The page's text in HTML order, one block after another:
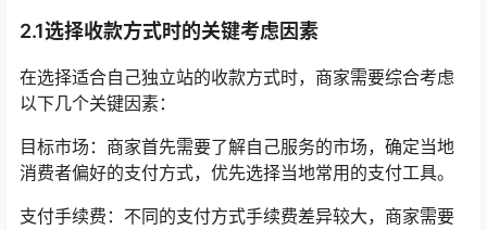
2.1选择收款方式时的关键考虑因素
在选择适合自己独立站的收款方式时，商家需要综合考虑
以下几个关键因素：
目标市场：商家首先需要了解自己服务的市场，确定当地
消费者偏好的支付方式，优先选择当地常用的支付工具。
支付手续费：不同的支付方式手续费差异较大，商家需要